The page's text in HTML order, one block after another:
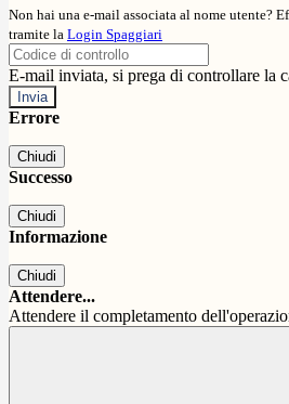
Non hai una e-mail associata al nome utente?
tramite la Login Spaggiari
E-mail inviata, si prega di controllare la
Errore
Chiudi
Successo
Chiudi
Informazione
Chiudi
Attendere...
Attendere il completamento